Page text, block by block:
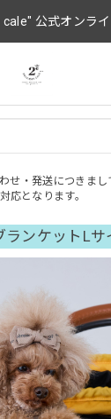
公式オンラ
せ・発送につきま
応となります。
ランケットLサ